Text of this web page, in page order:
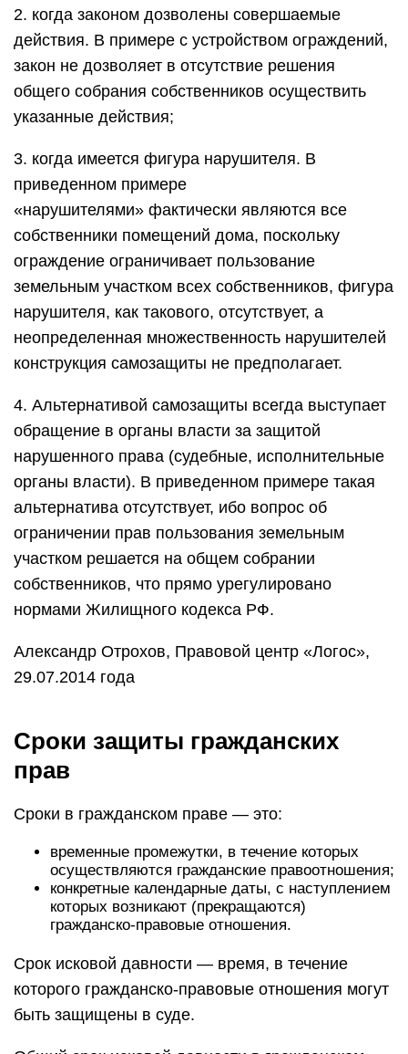
2. когда законом дозволены совершаемые
действия. В примере с устройством ограждений,
закон не дозволяет в отсутствие решения
общего собрания собственников осуществить
указанные действия;
3. когда имеется фигура нарушителя. В
приведенном примере
«нарушителями» фактически являются все
собственники помещений дома, поскольку
ограждение ограничивает пользование
земельным участком всех собственников, фигура
нарушителя, как такового, отсутствует, а
неопределенная множественность нарушителей
конструкция самозащиты не предполагает.
4. Альтернативой самозащиты всегда выступает
обращение в органы власти за защитой
нарушенного права (судебные, исполнительные
органы власти). В приведенном примере такая
альтернатива отсутствует, ибо вопрос об
ограничении прав пользования земельным
участком решается на общем собрании
собственников, что прямо урегулировано
нормами Жилищного кодекса РФ.
Александр Отрохов, Правовой центр «Логос»,
29.07.2014 года
Сроки защиты гражданских
прав
Сроки в гражданском праве — это:
временные промежутки, в течение которых
осуществляются гражданские правоотношения;
конкретные календарные даты, с наступлением
которых возникают (прекращаются)
гражданско-правовые отношения.
Срок исковой давности — время, в течение
которого гражданско-правовые отношения могут
быть защищены в суде.